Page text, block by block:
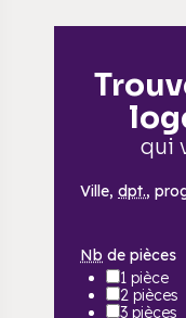
qui
Ville, dpt.,
Nb de pièces
1 pièce
2 pièces
3 pièces